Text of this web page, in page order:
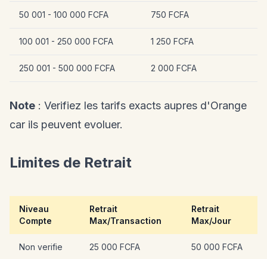
50 001 - 100 000 FCFA 750 FCFA
100 001 - 250 000 FCFA 1 250 FCFA
250 001 - 500 000 FCFA 2 000 FCFA
Note : Verifiez les tarifs exacts aupres d'Orange
car ils peuvent evoluer.
Limites de Retrait
Niveau
Compte
Retrait
Max/Transaction
Retrait
Max/Jour
Non verifie 25 000 FCFA 50 000 FCFA